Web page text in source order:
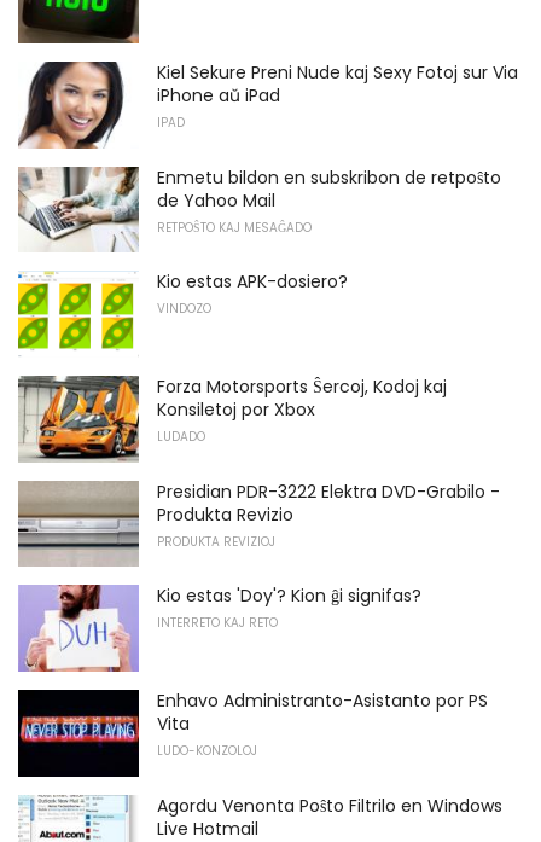
Kiel Sekure Preni Nude kaj Sexy Fotoj sur Via
iPhone aŭ iPad
IPAD
Enmetu bildon en subskribon de retpoŝto
de Yahoo Mail
RETPOŜTO KAJ MESAĜADO
Kio estas APK-dosiero?
VINDOZO
Forza Motorsports Ŝercoj, Kodoj kaj
Konsiletoj por Xbox
LUDADO
Presidian PDR-3222 Elektra DVD-Grabilo -
Produkta Revizio
PRODUKTA REVIZIOJ
Kio estas 'Doy'? Kion ĝi signifas?
INTERRETO KAJ RETO
Enhavo Administranto-Asistanto por PS
Vita
LUDO-KONZOLOJ
Agordu Venonta Poŝto Filtrilo en Windows
Live Hotmail